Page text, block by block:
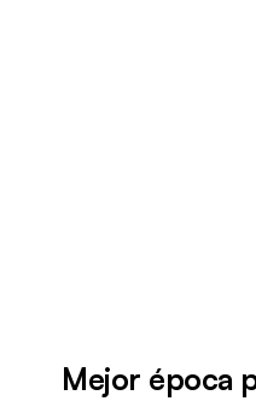
Mejor época